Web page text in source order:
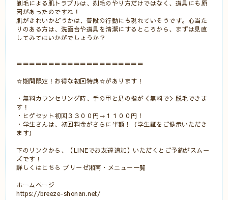
剃毛による肌トラブルは、剃毛のやり方だけではなく、道具にも原
因があったのですね！
肌がきれいかどうかは、普段の行動にも現れていそうです。心当た
りのある方は、洗面台や道具を清潔にするところから、まずは見直
してみてはいかがでしょうか？
＝＝＝＝＝＝＝＝＝＝＝＝＝＝＝＝＝＝＝＝
☆期間限定！お得な初回特典☆があります！
・無料カウンセリング時、手の甲と足の指が＜無料で＞脱毛できま
す！
・ヒゲセット初回３３００円→１１００円！
・学生さんは、初回料金がさらに半額！（学生証をご提示いただき
ます）
下のリンクから、【LINEでお友達追加】いただくとご予約がスムー
ズです！
詳しくはこちらブリーゼ湘南・メニュー一覧
ホームページ
https://breeze-shonan.net/